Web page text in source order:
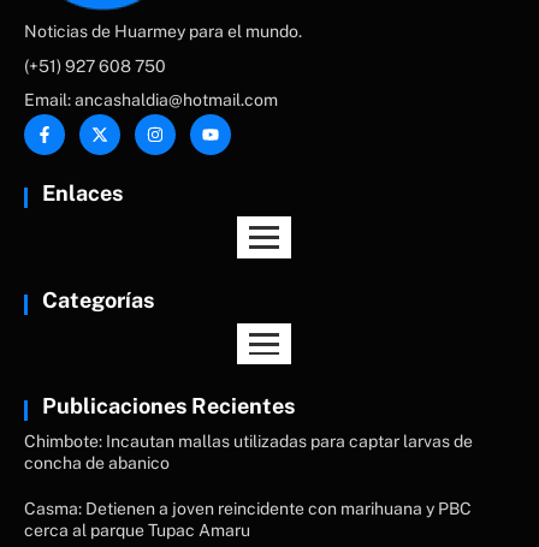
Noticias de Huarmey para el mundo.
(+51) 927 608 750
Email: ancashaldia@hotmail.com
Enlaces
Categorías
Publicaciones Recientes
Chimbote: Incautan mallas utilizadas para captar larvas de
concha de abanico
Casma: Detienen a joven reincidente con marihuana y PBC
cerca al parque Tupac Amaru